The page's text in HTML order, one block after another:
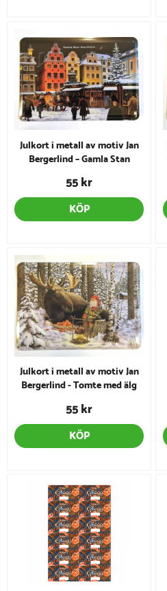
Julkort i metall av motiv Jan
Bergerlind – Gamla Stan
55 kr
KÖP
Julkort i metall av motiv Jan
Bergerlind - Tomte med älg
55 kr
KÖP